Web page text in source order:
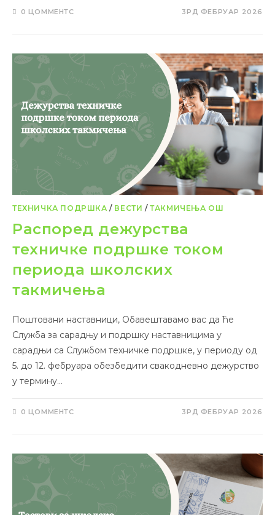
0 ЦОММЕНТС 3РД ФЕБРУАР 2026
ТЕХНИЧКА ПОДРШКА / ВЕСТИ /ТАКМИЧЕЊА ОШ
Распоред дежурства
техничке подршке током
периода школских
такмичења
Поштовани наставници, Обавештавамо вас да ће
Служба за сарадњу и подршку наставницима у
сарадњи са Службом техничке подршке, у периоду од
5. до 12. фебруара обезбедити свакодневно дежурство
у термину…
0 ЦОММЕНТС 3РД ФЕБРУАР 2026